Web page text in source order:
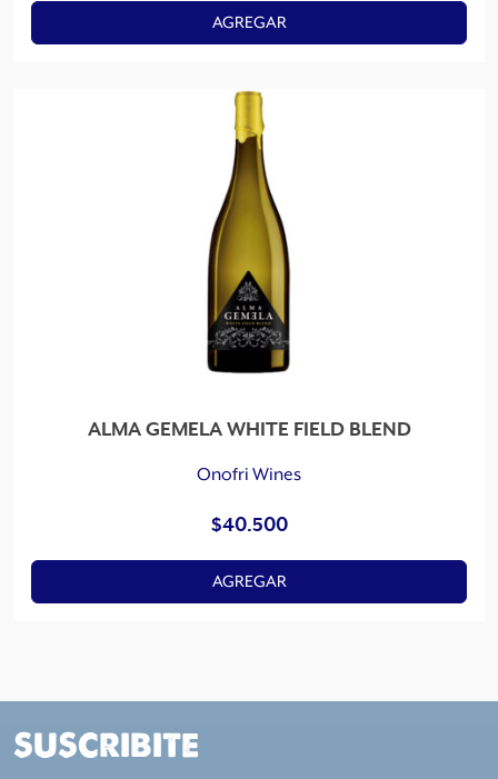
AGREGAR
ALMA GEMELA WHITE FIELD BLEND
Onofri Wines
$40.500
AGREGAR
SUSCRIBITE